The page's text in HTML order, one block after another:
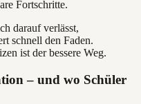
Fortschritte.
darauf verlässt,
schnell den Faden.
ist der bessere Weg.
– und wo Schüler